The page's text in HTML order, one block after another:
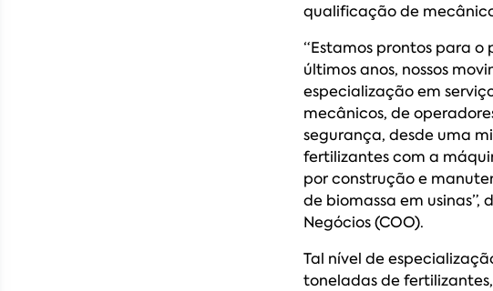
qualificação de
“Estamos prontos para o
últimos anos, nossos
especialização em
mecânicos, de
segurança, desde uma
fertilizantes com a
por construção e
de biomassa em
Negócios (COO).
Tal nível de
toneladas de